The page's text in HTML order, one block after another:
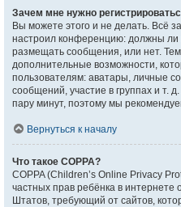
Зачем мне нужно
Вы можете этого и не делать. Всё
настроил конференцию: должны ли
размещать сообщения, или нет.
дополнительные возможности,
пользователям: аватары, личные
сообщений, участие в группах и т.
пару минут, поэтому мы
Вернуться к началу
Что такое COPPA?
COPPA (Children’s Online Privacy
частных прав ребёнка в
Штатов, требующий от сайтов,